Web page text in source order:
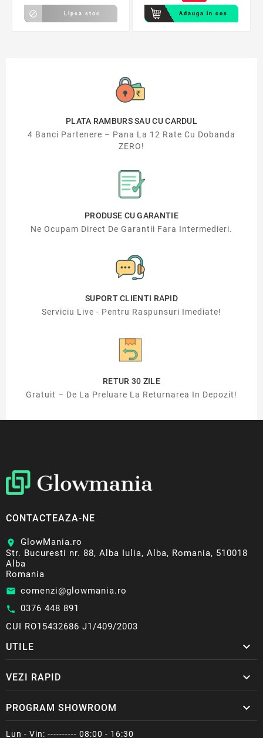
 Lipsa stoc Adauga in cos
PLATA RAMBURS SAU CU CARDUL
4 Banci Partenere – Pana La 12 Rate Cu Dobanda
ZERO!
PRODUSE CU GARANTIE
Ne Ocupam Direct De Garantii Fara Intermedieri.
SUPORT CLIENTI RAPID
Serviciu Live - Pentru Raspunsuri Imediate!
RETUR 30 ZILE
Gratuit – De La Preluare La Returnarea In Depozit!
CONTACTEAZA-NE
location_on
GlowMania.ro
Str. Bucuresti nr. 88, Alba Iulia, Alba, Romania, 510018
Alba
Romania
email comenzi@glowmania.ro
call 0376 448 891
CUI RO15432686 J1/409/2003
UTILE 
VEZI RAPID 
PROGRAM SHOWROOM 
Lun - Vin: ---------- 08:00 - 16:30